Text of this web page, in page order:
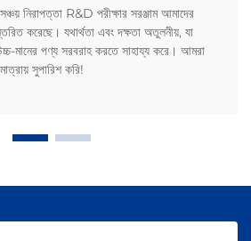
নিরাপত্তা R&D পরীক্ষার সরঞ্জাম আমাদের
করেছে। যথার্থতা এবং দক্ষতা অতুলনীয়, যা
মানের পণ্য সরবরাহ করতে সাহায্য করে। আমরা
সুপারিশ করি!